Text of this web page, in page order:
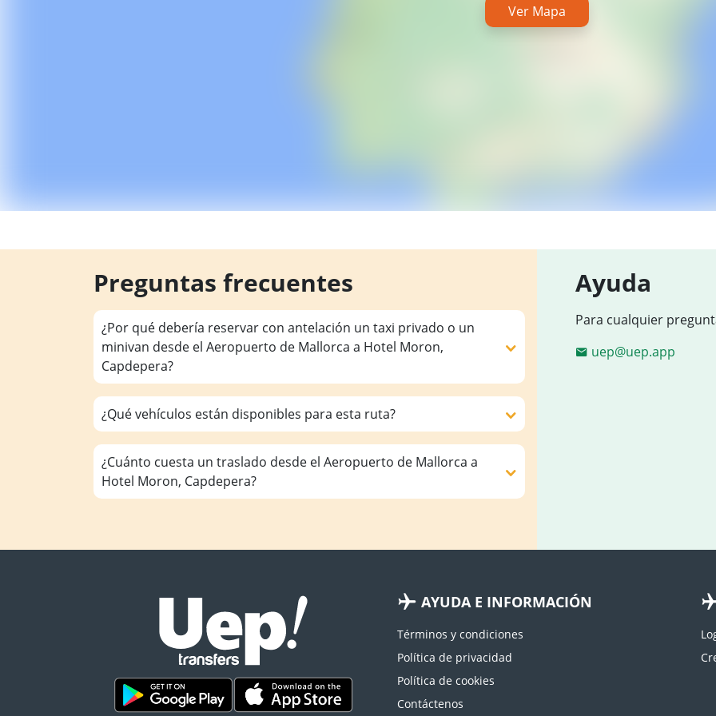
Ver Mapa
Preguntas frecuentes
¿Por qué debería reservar con antelación un taxi privado o un
minivan desde el Aeropuerto de Mallorca a Hotel Moron,
Capdepera?
¿Qué vehículos están disponibles para esta ruta?
¿Cuánto cuesta un traslado desde el Aeropuerto de Mallorca a
Hotel Moron, Capdepera?
Ayuda
Para cualquier
uep@uep.app
AYUDA E INFORMACIÓN
Términos y condiciones
Política de privacidad
Política de cookies
Contáctenos